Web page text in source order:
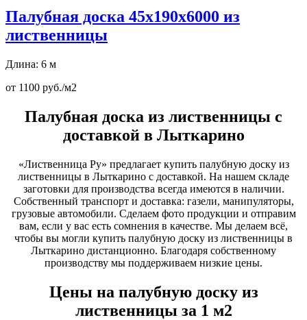
Палубная доска 45х190х6000 из
лиственницы
Длина: 6 м
от 1100 руб./м2
Палубная доска из лиственницы с
доставкой в Лыткарино
«Лиственница Ру» предлагает купить палубную доску из
лиственницы в Лыткарино с доставкой. На нашем складе
заготовки для производства всегда имеются в наличии.
Собственный транспорт и доставка: газели, манипуляторы,
грузовые автомобили. Сделаем фото продукции и отправим
вам, если у вас есть сомнения в качестве. Мы делаем всё,
чтобы вы могли купить палубную доску из лиственницы в
Лыткарино дистанционно. Благодаря собственному
производству мы поддерживаем низкие цены.
Цены на палубную доску из
лиственницы за 1 м2